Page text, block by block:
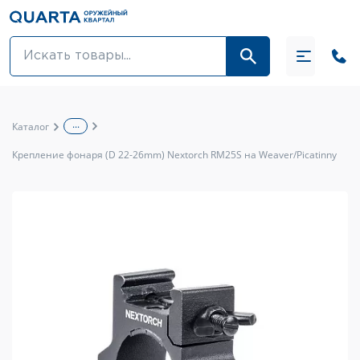
Оптовикам
Тюнинг оружия и ЗИП
Каталог ...
Крепление фонаря (D 22-26mm) Nextorch RM25S на Weaver/Picatinny